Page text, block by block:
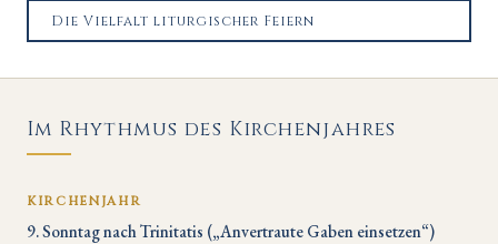
Die Vielfalt liturgischer Feiern
Im Rhythmus des Kirchenjahres
KIRCHENJAHR
9. Sonntag nach Trinitatis („Anvertraute Gaben einsetzen“)